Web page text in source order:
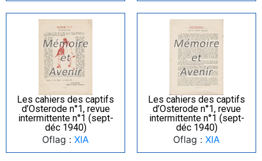
Les cahiers des captifs
d’Osterode n°1, revue
intermittente n°1 (sept-
déc 1940)
Oflag : XIA
Les cahiers des captifs
d’Osterode n°1, revue
intermittente n°1 (sept-
déc 1940)
Oflag : XIA